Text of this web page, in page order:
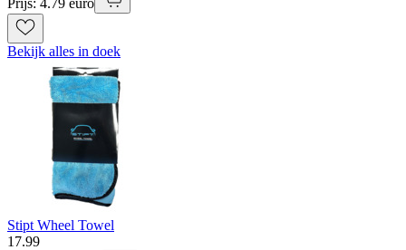
Bekijk alles in doek
Stipt Wheel Towel
17.99